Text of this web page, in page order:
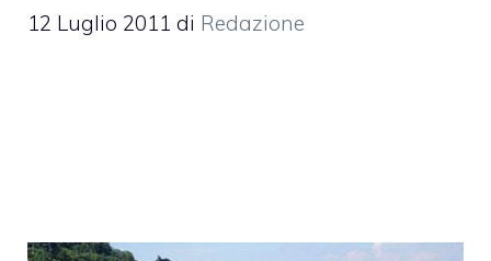
12 Luglio 2011 di Redazione